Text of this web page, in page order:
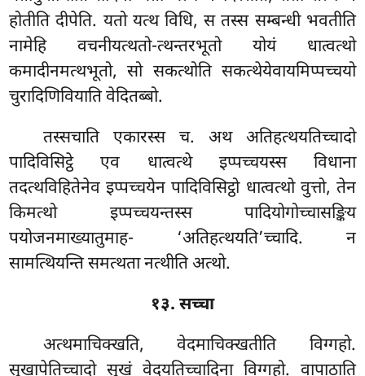
होतीति दीपेति. यतो यत्थ विधि, स तस्स सम्बन्धी भवतीति
नामेहि वचनीयत्थतो-त्थन्तरभूतो योयं धात्वत्थो
कमादीनमत्थभूतो, सो सकत्थोति सकत्थेयेवायमिप्पच्चयो
चुरादिणिवियाति वेदितब्बो.
तस्सचाति एकारस्स च. अथ अतिहत्थयतिच्चादो
पादिविसिट्ठे एव धात्वत्थे इप्पच्चयस्स विधाना
तदत्थविहितेनेव इप्पच्चयेन पादिविसिट्ठो धात्वत्थो वुत्तो, तेन
किमत्थो इप्पच्चयन्तस्स पादियोगोच्चासङ्किय
पयोजनमाख्यातुमाह- ‘अतिहत्थयति’च्चादि. न
सामत्थियन्ति समत्थता नत्थीति अत्थो.
१३. सच्चा
अत्थमाचिक्खति, वेदमाचिक्खतीति विग्गहो.
सुखापेतिच्चादो सुखं वेदयतिच्चादिना विग्गहो. वापाठाति